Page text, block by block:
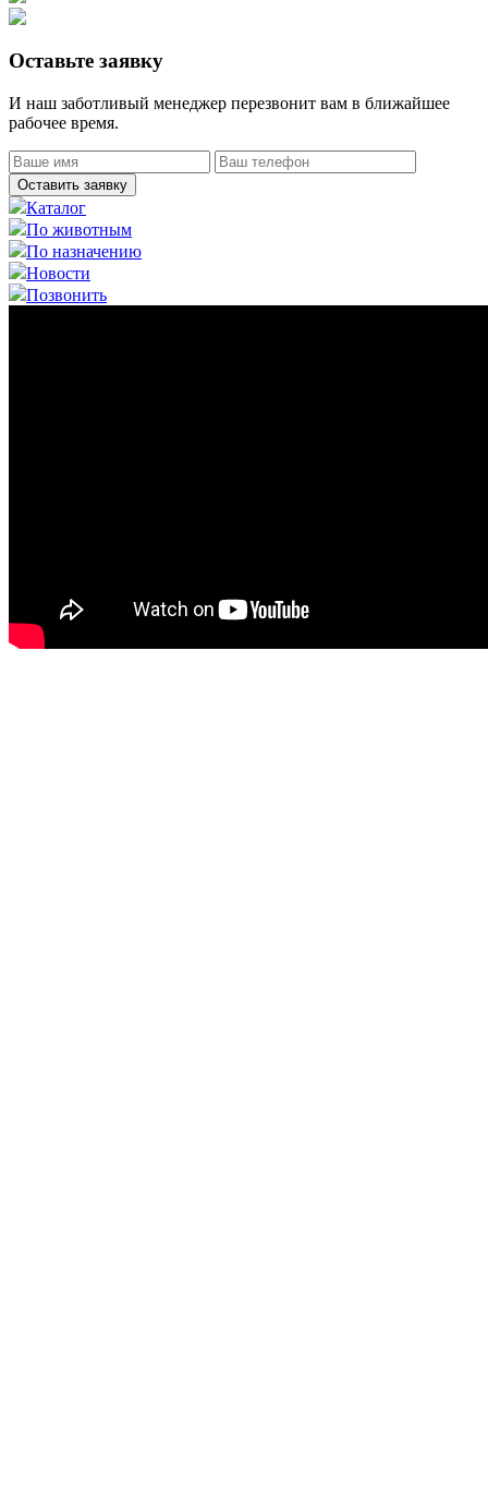
Оставьте заявку
И наш заботливый менеджер перезвонит вам в ближайшее
рабочее время.
Оставить заявку
Каталог
По животным
По назначению
Новости
Позвонить